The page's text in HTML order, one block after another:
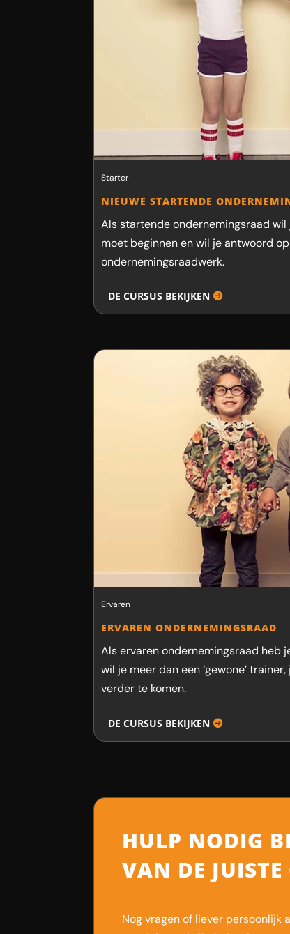
Starter
NIEUWE STARTENDE
Als startende ondernemingsraad
moet beginnen en wil je antwoord
ondernemingsraadwerk.
DE CURSUS BEKIJKEN
Ervaren
ERVAREN ONDERNEMINGSRAAD
Als ervaren ondernemingsraad heb
wil je meer dan een ‘gewone’
verder te komen.
DE CURSUS BEKIJKEN
HULP NODIG
VAN DE JUISTE
Nog vragen of liever persoonlijk